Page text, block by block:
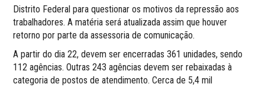
Distrito Federal para questionar os motivos da repressão aos
trabalhadores. A matéria será atualizada assim que houver
retorno por parte da assessoria de comunicação.
A partir do dia 22, devem ser encerradas 361 unidades, sendo
112 agências. Outras 243 agências devem ser rebaixadas à
categoria de postos de atendimento. Cerca de 5,4 mil